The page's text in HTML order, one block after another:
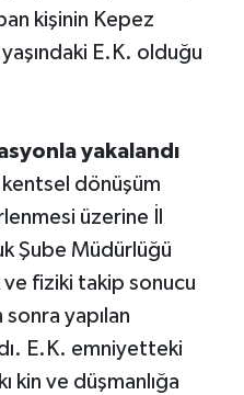
kişinin Kepez
E.K. olduğu
yakalandı
kentsel dönüşüm
üzerine İl
Şube Müdürlüğü
ve fiziki takip sonucu
yapılan
E.K. emniyetteki
kin ve düşmanlığa